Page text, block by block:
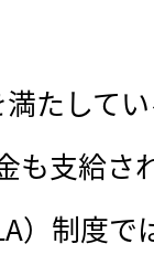
たして
も支給さ
）制度